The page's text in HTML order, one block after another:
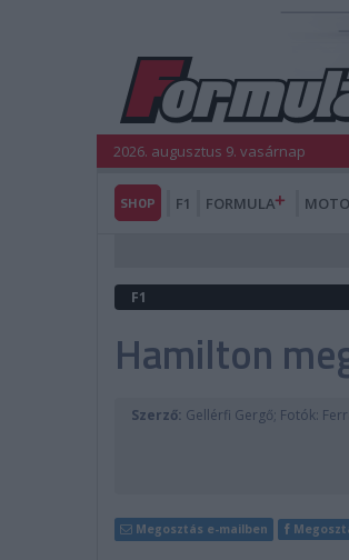
2026. augusztus 9. vasárnap
SHOP F1 FORMULA
F1
Hamilton
Szerző: Gellérfi Gergő; Fotók:
Megosztás e-mailben